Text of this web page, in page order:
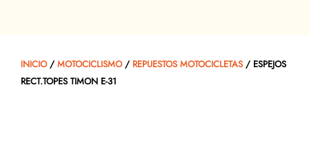
INICIO/ MOTOCICLISMO/ REPUESTOS MOTOCICLETAS / ESPEJOS
RECT.TOPES TIMON E-31